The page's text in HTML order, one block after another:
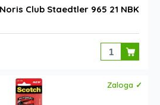
Club Staedtler 965 21 NBK
Zaloga ✓